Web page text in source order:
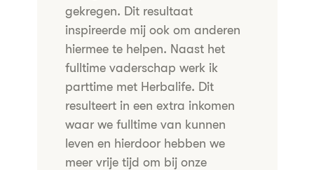
gekregen. Dit resultaat
inspireerde mij ook om anderen
hiermee te helpen. Naast het
fulltime vaderschap werk ik
parttime met Herbalife. Dit
resulteert in een extra inkomen
waar we fulltime van kunnen
leven en hierdoor hebben we
meer vrije tijd om bij onze